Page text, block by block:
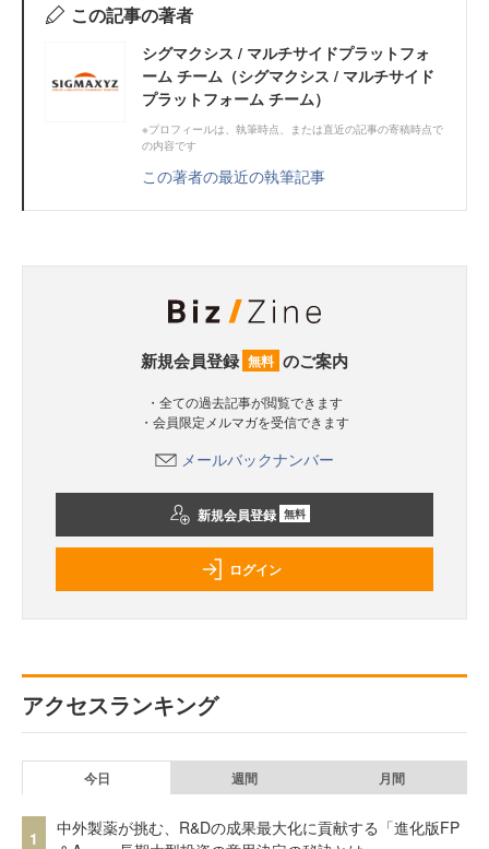
この記事の著者
シグマクシス / マルチサイドプラットフォ
ーム チーム（シグマクシス / マルチサイド
プラットフォーム チーム）
※プロフィールは、執筆時点、または直近の記事の寄稿時点で
の内容です
この著者の最近の執筆記事
新規会員登録 無料 のご案内
・全ての過去記事が閲覧できます
・会員限定メルマガを受信できます
メールバックナンバー
新規会員登録 無料
ログイン
アクセスランキング
今日 週間 月間
1
中外製薬が挑む、R&Dの成果最大化に貢献する「進化版FP